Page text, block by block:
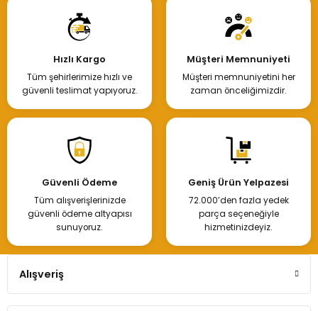
Hızlı Kargo
Tüm şehirlerimize hızlı ve
güvenli teslimat yapıyoruz.
Müşteri Memnuniyeti
Müşteri memnuniyetini her
zaman önceliğimizdir.
Güvenli Ödeme
Tüm alışverişlerinizde
güvenli ödeme altyapısı
sunuyoruz.
Geniş Ürün Yelpazesi
72.000’den fazla yedek
parça seçeneğiyle
hizmetinizdeyiz.
Alışveriş